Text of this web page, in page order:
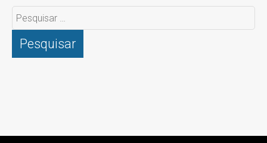
Pesquisar
por: